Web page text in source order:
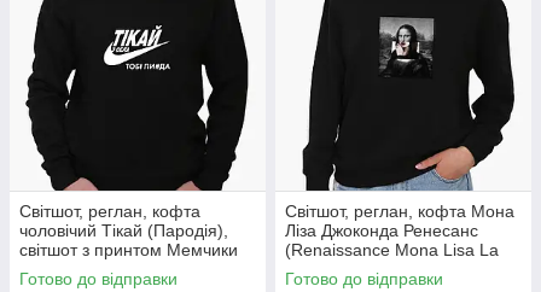
Світшот, реглан, кофта
чоловічий Тікай (Пародія),
світшот з принтом Мемчики
Готово до відправки
Світшот, реглан, кофта Мона
Ліза Джоконда Ренесанс
(Renaissance Mona Lisa La
Gioconda), світшот з принтом
Арт (Art)
Готово до відправки